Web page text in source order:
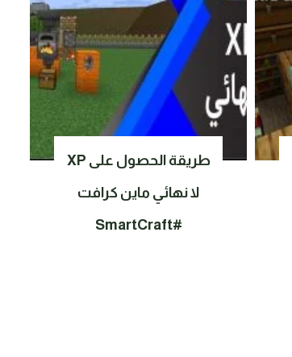
طريقة الحصول على XP
لا نهائي ماين كرافت
#SmartCraft